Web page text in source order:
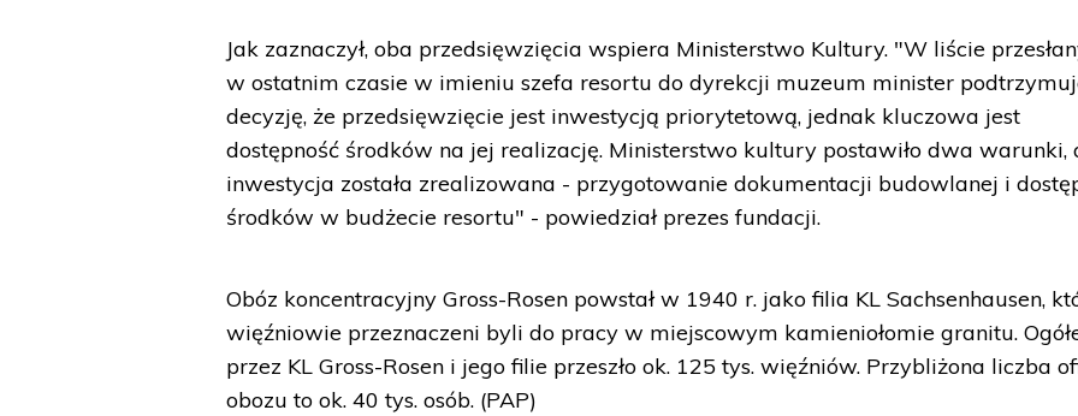
Jak zaznaczył, oba przedsięwzięcia wspiera Ministerstwo Kultury. "W liście
w ostatnim czasie w imieniu szefa resortu do dyrekcji muzeum minister
decyzję, że przedsięwzięcie jest inwestycją priorytetową, jednak kluczowa jest
dostępność środków na jej realizację. Ministerstwo kultury postawiło dwa warunki,
inwestycja została zrealizowana - przygotowanie dokumentacji budowlanej i
środków w budżecie resortu" - powiedział prezes fundacji.
Obóz koncentracyjny Gross-Rosen powstał w 1940 r. jako filia KL Sachsenhausen,
więźniowie przeznaczeni byli do pracy w miejscowym kamieniołomie granitu.
przez KL Gross-Rosen i jego filie przeszło ok. 125 tys. więźniów. Przybliżona liczba
obozu to ok. 40 tys. osób. (PAP)